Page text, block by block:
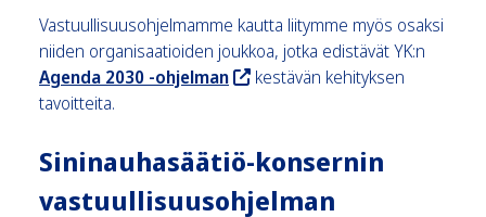
Vastuullisuusohjelmamme kautta liitymme myös osaksi
niiden organisaatioiden joukkoa, jotka edistävät YK:n
Agenda 2030 -ohjelman
kestävän kehityksen
tavoitteita.
Sininauhasäätiö-konsernin
vastuullisuusohjelman